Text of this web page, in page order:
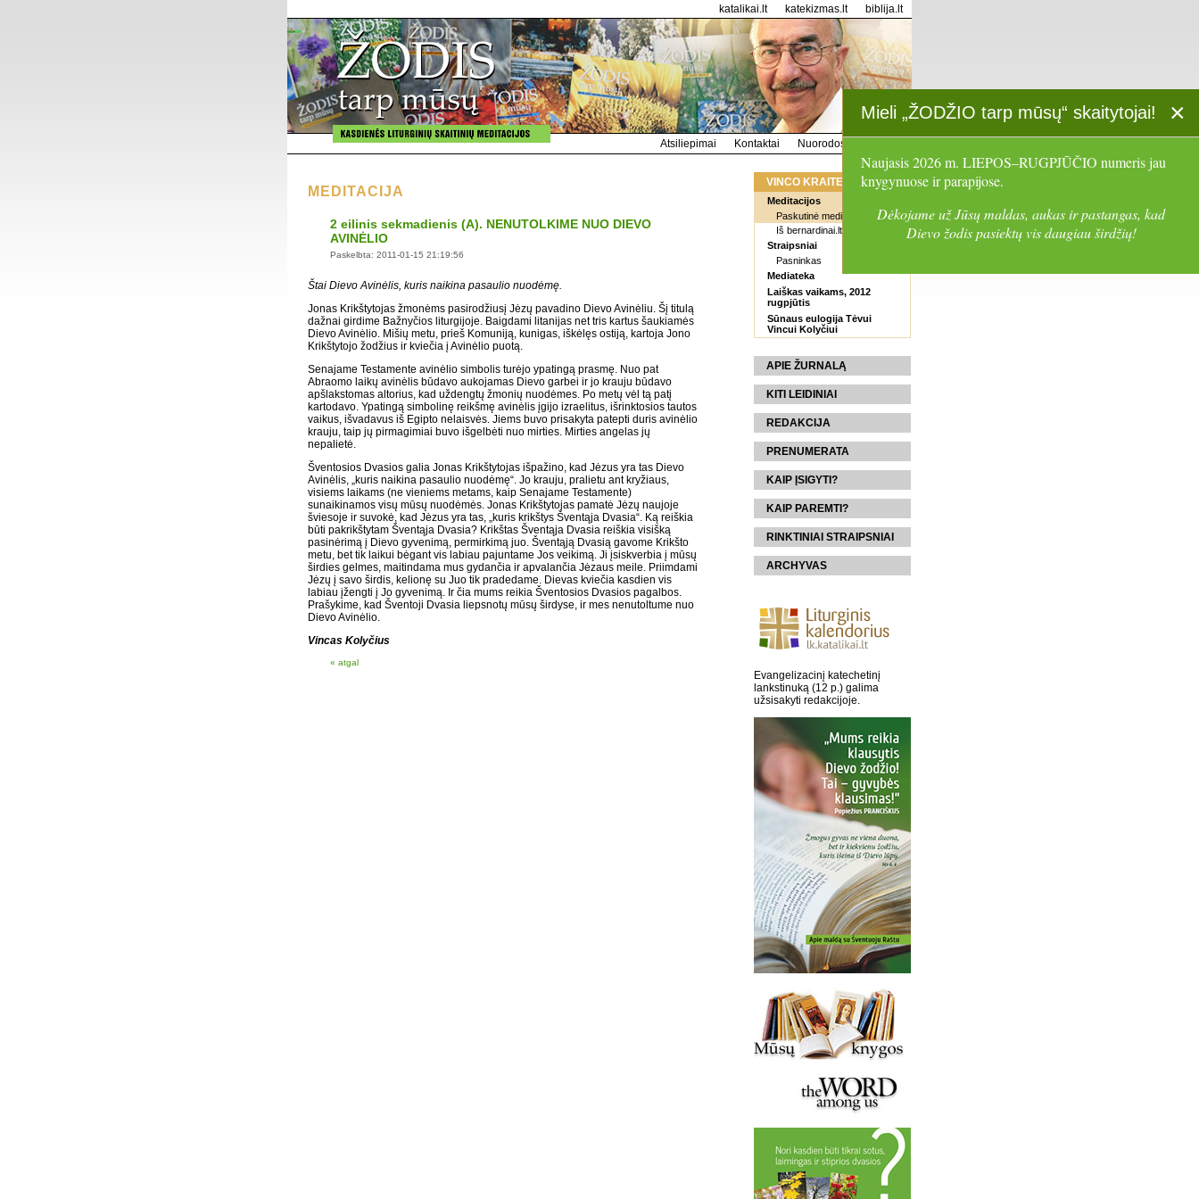
katalikai.lt katekizmas.lt biblija.lt
Atsiliepimai Kontaktai Nuorodos
MEDITACIJA
2 eilinis sekmadienis (A). NENUTOLKIME NUO DIEVO
AVINĖLIO
Paskelbta: 2011-01-15 21:19:56
Štai Dievo Avinėlis, kuris naikina pasaulio nuodėmę.
Jonas Krikštytojas žmonėms pasirodžiusį Jėzų pavadino Dievo Avinėliu. Šį titulą
dažnai girdime Bažnyčios liturgijoje. Baigdami litanijas net tris kartus šaukiamės
Dievo Avinėlio. Mišių metu, prieš Komuniją, kunigas, iškėlęs ostiją, kartoja Jono
Krikštytojo žodžius ir kviečia į Avinėlio puotą.
Senajame Testamente avinėlio simbolis turėjo ypatingą prasmę. Nuo pat
Abraomo laikų avinėlis būdavo aukojamas Dievo garbei ir jo krauju būdavo
apšlakstomas altorius, kad uždengtų žmonių nuodėmes. Po metų vėl tą patį
kartodavo. Ypatingą simbolinę reikšmę avinėlis įgijo izraelitus, išrinktosios tautos
vaikus, išvadavus iš Egipto nelaisvės. Jiems buvo prisakyta patepti duris avinėlio
krauju, taip jų pirmagimiai buvo išgelbėti nuo mirties. Mirties angelas jų
nepalietė.
Šventosios Dvasios galia Jonas Krikštytojas išpažino, kad Jėzus yra tas Dievo
Avinėlis, „kuris naikina pasaulio nuodėmę“. Jo krauju, pralietu ant kryžiaus,
visiems laikams (ne vieniems metams, kaip Senajame Testamente)
sunaikinamos visų mūsų nuodėmės. Jonas Krikštytojas pamatė Jėzų naujoje
šviesoje ir suvokė, kad Jėzus yra tas, „kuris krikštys Šventąja Dvasia“. Ką reiškia
būti pakrikštytam Šventąja Dvasia? Krikštas Šventąja Dvasia reiškia visišką
pasinėrimą į Dievo gyvenimą, permirkimą juo. Šventąją Dvasią gavome Krikšto
metu, bet tik laikui bėgant vis labiau pajuntame Jos veikimą. Ji įsiskverbia į mūsų
širdies gelmes, maitindama mus gydančia ir apvalančia Jėzaus meile. Priimdami
Jėzų į savo širdis, kelionę su Juo tik pradedame. Dievas kviečia kasdien vis
labiau įžengti į Jo gyvenimą. Ir čia mums reikia Šventosios Dvasios pagalbos.
Prašykime, kad Šventoji Dvasia liepsnotų mūsų širdyse, ir mes nenutoltume nuo
Dievo Avinėlio.
Vincas Kolyčius
« atgal
VINCO KRAITELĖ
Meditacijos
Paskutinė meditacija
Iš bernardinai.lt
Straipsniai
Pasninkas
Mediateka
Laiškas vaikams, 2012
rugpjūtis
Sūnaus eulogija Tėvui
Vincui Kolyčiui
APIE ŽURNALĄ
KITI LEIDINIAI
REDAKCIJA
PRENUMERATA
KAIP ĮSIGYTI?
KAIP PAREMTI?
RINKTINIAI STRAIPSNIAI
ARCHYVAS
Evangelizacinį katechetinį
lankstinuką (12 p.) galima
užsisakyti redakcijoje.
Mieli „ŽODŽIO tarp mūsų“ skaitytojai! ×
Naujasis 2026 m. LIEPOS–RUGPJŪČIO numeris jau
knygynuose ir parapijose.
Dėkojame už Jūsų maldas, aukas ir pastangas, kad
Dievo žodis pasiektų vis daugiau širdžių!